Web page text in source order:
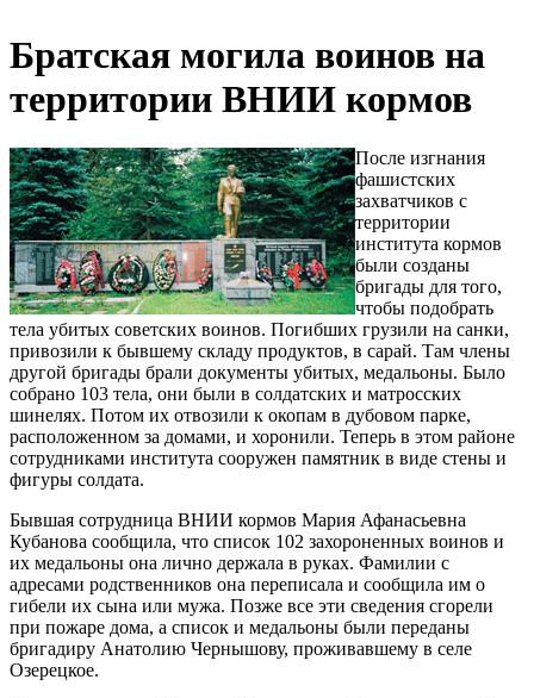
Братская могила воинов на
территории ВНИИ кормов
После изгнания
фашистских
захватчиков с
территории
института кормов
были созданы
бригады для того,
чтобы подобрать
тела убитых советских воинов. Погибших грузили на санки,
привозили к бывшему складу продуктов, в сарай. Там члены
другой бригады брали документы убитых, медальоны. Было
собрано 103 тела, они были в солдатских и матросских
шинелях. Потом их отвозили к окопам в дубовом парке,
расположенном за домами, и хоронили. Теперь в этом районе
сотрудниками института сооружен памятник в виде стены и
фигуры солдата.
Бывшая сотрудница ВНИИ кормов Мария Афанасьевна
Кубанова сообщила, что список 102 захороненных воинов и
их медальоны она лично держала в руках. Фамилии с
адресами родственников она переписала и сообщила им о
гибели их сына или мужа. Позже все эти сведения сгорели
при пожаре дома, а список и медальоны были переданы
бригадиру Анатолию Чернышову, проживавшему в селе
Озерецкое.